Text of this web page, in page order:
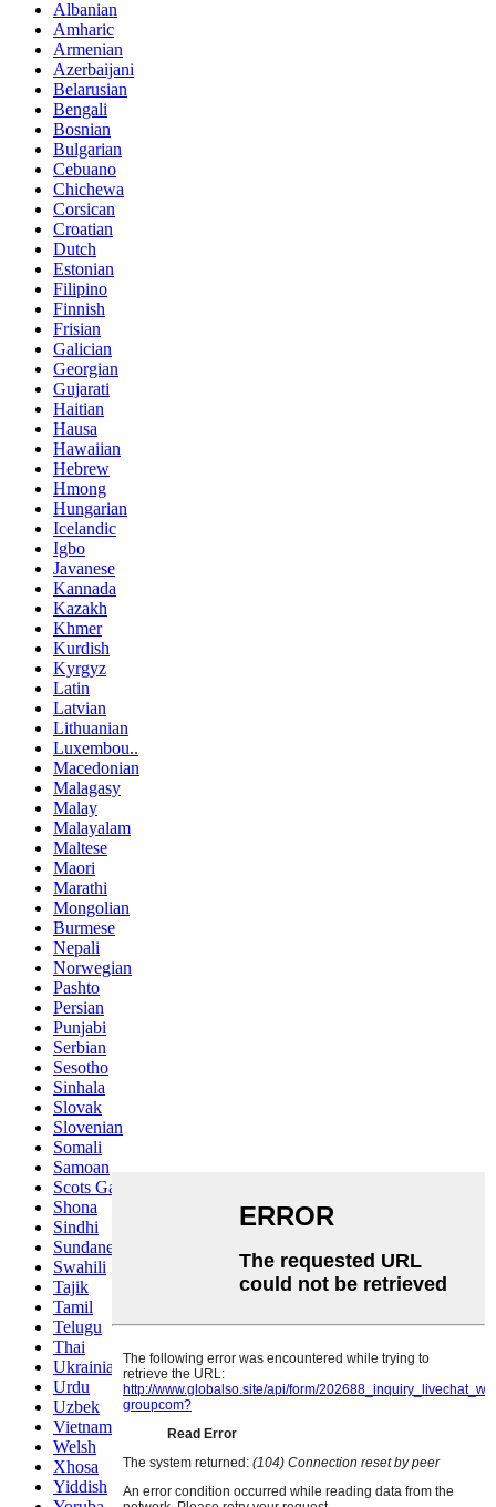
Albanian
Amharic
Armenian
Azerbaijani
Belarusian
Bengali
Bosnian
Bulgarian
Cebuano
Chichewa
Corsican
Croatian
Dutch
Estonian
Filipino
Finnish
Frisian
Galician
Georgian
Gujarati
Haitian
Hausa
Hawaiian
Hebrew
Hmong
Hungarian
Icelandic
Igbo
Javanese
Kannada
Kazakh
Khmer
Kurdish
Kyrgyz
Latin
Latvian
Lithuanian
Luxembou..
Macedonian
Malagasy
Malay
Malayalam
Maltese
Maori
Marathi
Mongolian
Burmese
Nepali
Norwegian
Pashto
Persian
Punjabi
Serbian
Sesotho
Sinhala
Slovak
Slovenian
Somali
Samoan
Scots Gaelic
Shona
Sindhi
Sundanese
Swahili
Tajik
Tamil
Telugu
Thai
Ukrainian
Urdu
Uzbek
Vietnamese
Welsh
Xhosa
Yiddish